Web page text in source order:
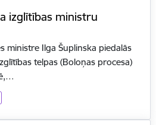
izglītības ministru
ministre Ilga Šuplinska piedalās
telpas (Boloņas procesa)